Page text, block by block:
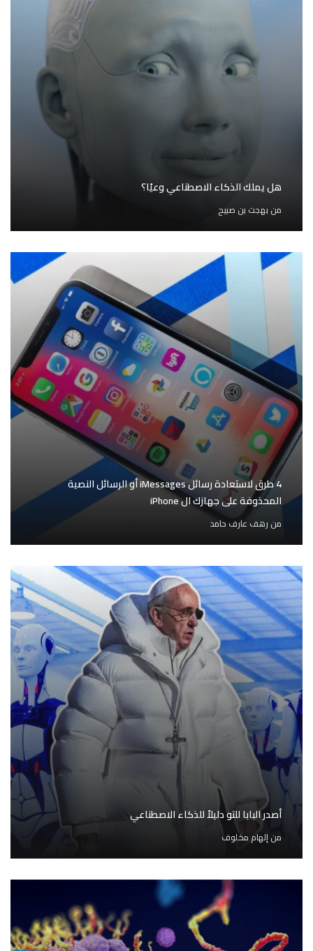
هل يملك الذكاء الاصطناعي وعيًا؟
من بهجت بن صبيح
4 طرق لاستعادة رسائل iMessages أو الرسائل النصية
المحذوفة على جهازك ال iPhone
من رهف عارف حامد
أصدر البابا للتو دليلاً للذكاء الاصطناعي
منإلهام مخلوف